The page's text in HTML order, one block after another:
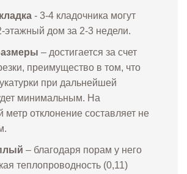
- 3-4 кладочника могут
этажный дом за 2-3 недели.
– достигается за счет
преимущество в том, что
при дальнейшей
минимальным. На
метр отклонение составляет не
– благодаря порам у него
теплопроводность (0,11)